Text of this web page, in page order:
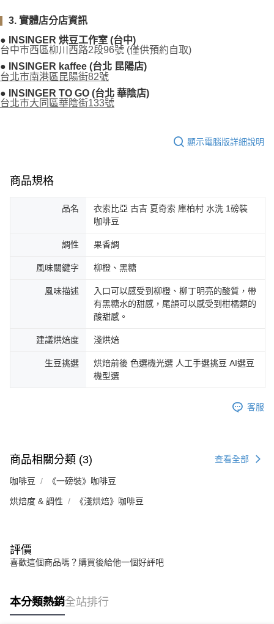
3. 實體店分店資訊
● INSINGER 烘豆工作室 (台中)
台中市西區柳川西路2段96號 (僅供預約自取)
● INSINGER kaffee (台北 昆陽店)
台北市南港區昆陽街82號
● INSINGER TO GO (台北 華陰店)
台北市大同區華陰街133號
顯示電腦版詳細說明
商品規格
品名
衣索比亞 古吉 夏奇索 庫柏村 水洗 1磅裝
咖啡豆
調性 果香調
風味關鍵字 柳橙、黑糖
風味描述
入口可以感受到柳橙、柳丁明亮的酸質，帶
有黑糖水的甜感，尾韻可以感受到柑橘類的
酸甜感。
建議烘焙度 淺烘焙
生豆挑選
烘焙前後 色選機光選 人工手選挑豆 AI選豆
機型選
客服
商品相關分類 (3) 查看全部
咖啡豆 《一磅裝》咖啡豆
烘焙度 & 調性 《淺烘焙》咖啡豆
評價
喜歡這個商品嗎？購買後給他一個好評吧
本分類熱銷全站排行